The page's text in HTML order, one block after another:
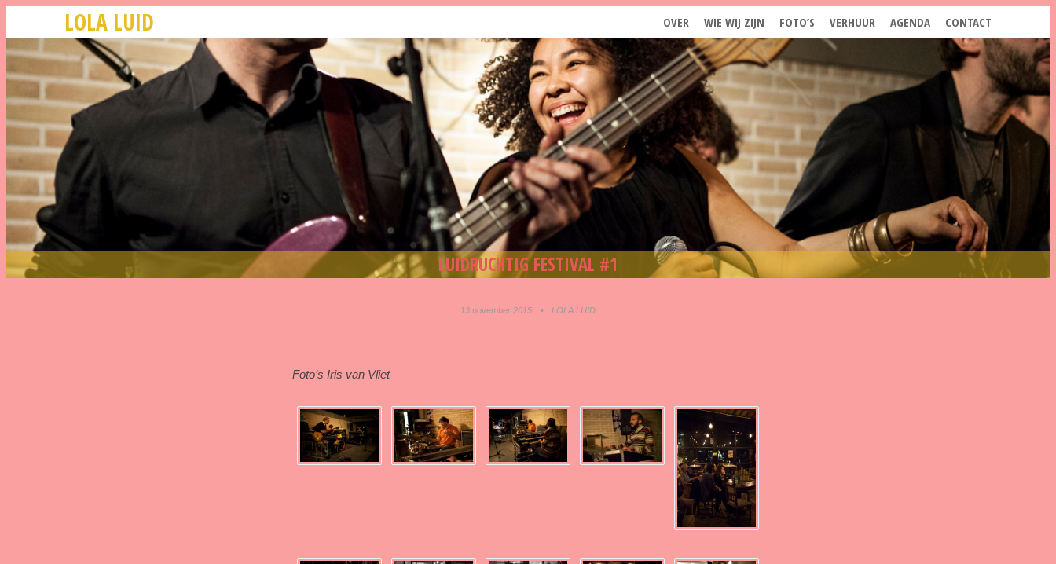
LOLA LUID OVER WIE WIJ ZIJN FOTO’S VERHUUR AGENDA CONTACT
LUIDRUCHTIG FESTIVAL #1
13 november 2015 • LOLA LUID
Foto’s Iris van Vliet